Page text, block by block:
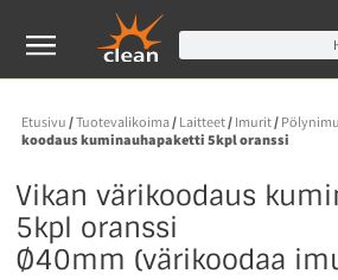
Etusivu /Tuotevalikoima/ Laitteet/ Imurit/
koodaus kuminauhapaketti 5kpl oranssi
Vikan värikoodaus
5kpl oranssi
Ø40mm (värikoodaa